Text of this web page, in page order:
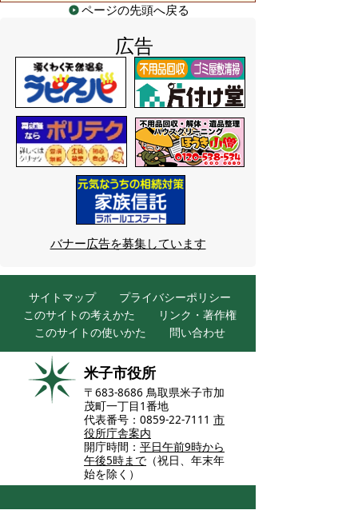
ページの先頭へ戻る
広告
バナー広告を募集しています
サイトマップ
プライバシーポリシー
このサイトの考えかた
リンク・著作権
このサイトの使いかた
問い合わせ
米子市役所
〒683-8686 鳥取県米子市加
茂町一丁目1番地
代表番号：0859-22-7111 市
役所庁舎案内
開庁時間： 平日午前9時から
午後5時まで （祝日、年末年
始を除く）